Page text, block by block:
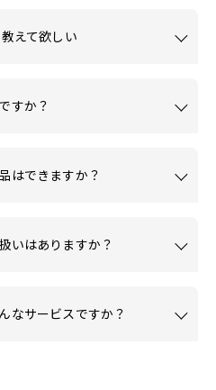
えて欲しい
すか？
はできますか？
いはありますか？
なサービスですか？